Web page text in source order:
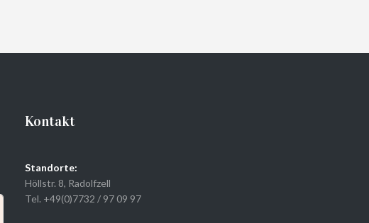
Kontakt
Standorte:
Höllstr. 8, Radolfzell
Tel. +49(0)7732 / 97 09 97